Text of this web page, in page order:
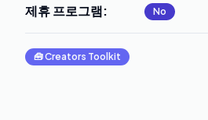
제휴 프로그램: No
🧰Creators Toolkit